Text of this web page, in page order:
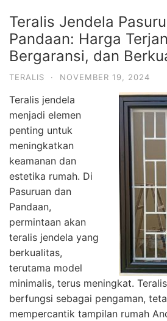
Teralis Jendela
Pandaan: Harga
Bergaransi, dan
TERALIS · NOVEMBER 19, 2024
Teralis jendela
menjadi elemen
penting untuk
meningkatkan
keamanan dan
estetika rumah. Di
Pasuruan dan
Pandaan,
permintaan akan
teralis jendela yang
berkualitas,
terutama model
minimalis, terus meningkat.
berfungsi sebagai pengaman,
mempercantik tampilan rumah